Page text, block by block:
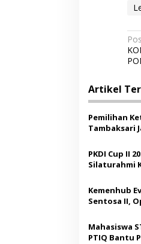
N
a
i
g
a
i
o
s
Artikel
Pemilihan
Tambaksari
PKDI Cup II
Silaturahmi
Kemenhub
Sentosa II,
Mahasiswa
PTIQ Bantu